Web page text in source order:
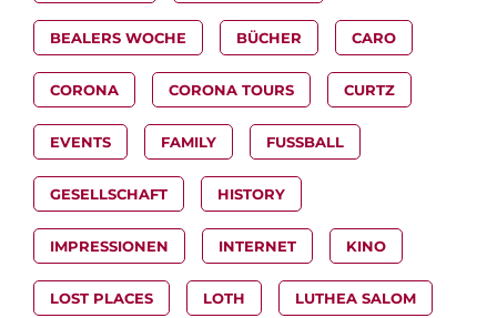
BEALERS WOCHE BÜCHER CARO
CORONA CORONA TOURS CURTZ
EVENTS FAMILY FUSSBALL
GESELLSCHAFT HISTORY
IMPRESSIONEN INTERNET KINO
LOST PLACES LOTH LUTHEA SALOM